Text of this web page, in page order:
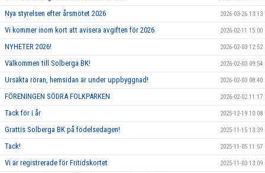
Nya styrelsen efter årsmötet 2026 2026-03-26 13:13
Vi kommer inom kort att avisera avgiften för 2026 2026-02-11 15:00
NYHETER 2026! 2026-02-03 12:52
Välkommen till Solberga BK! 2026-02-03 09:54
Ursäkta röran, hemsidan är under uppbyggnad! 2026-02-03 08:40
FÖRENINGEN SÖDRA FOLKPARKEN 2026-02-02 11:17
Tack för i år 2025-12-19 10:08
Grattis Solberga BK på födelsedagen! 2025-11-15 13:39
Tack! 2025-11-05 11:57
Vi är registrerade för Fritidskortet 2025-11-03 13:09